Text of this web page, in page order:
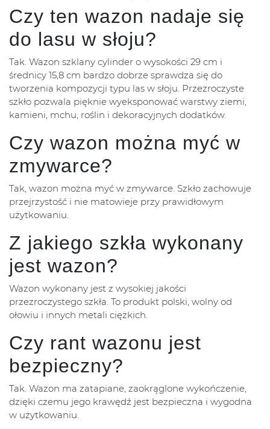
Czy ten wazon nadaje się
do lasu w słoju?
Tak. Wazon szklany cylinder o wysokości 29 cm i
średnicy 15,8 cm bardzo dobrze sprawdza się do
tworzenia kompozycji typu las w słoju. Przezroczyste
szkło pozwala pięknie wyeksponować warstwy ziemi,
kamieni, mchu, roślin i dekoracyjnych dodatków.
Czy wazon można myć w
zmywarce?
Tak, wazon można myć w zmywarce. Szkło zachowuje
przejrzystość i nie matowieje przy prawidłowym
użytkowaniu.
Z jakiego szkła wykonany
jest wazon?
Wazon wykonany jest z wysokiej jakości
przezroczystego szkła. To produkt polski, wolny od
ołowiu i innych metali ciężkich.
Czy rant wazonu jest
bezpieczny?
Tak. Wazon ma zatapiane, zaokrąglone wykończenie,
dzięki czemu jego krawędź jest bezpieczna i wygodna
w użytkowaniu.